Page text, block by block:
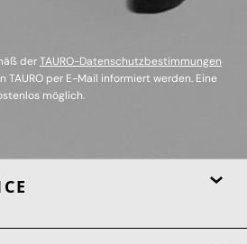
derTAURO-Datenschutzbestimmungen
per E-Mail informiert werden. Eine
möglich.